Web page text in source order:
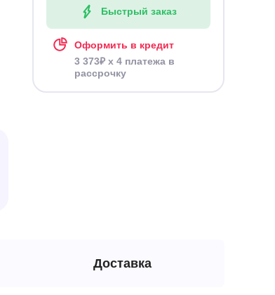
Быстрый заказ
Оформить в кредит
3 373₽ x 4 платежа в
рассрочку
Доставка